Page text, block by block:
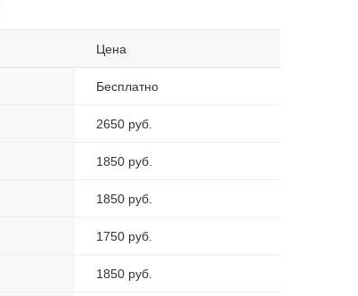
Цена
Бесплатно
2650 руб.
1850 руб.
1850 руб.
1750 руб.
1850 руб.